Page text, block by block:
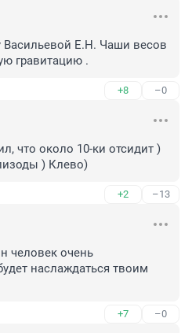
Е.Н. Чаши весов
гравитацию .
+8 –0
что около 10-ки отсидит )
) Клево)
+2 –13
человек очень
наслаждаться твоим
+7 –0